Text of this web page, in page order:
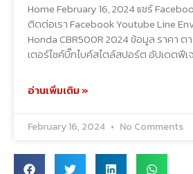
Home February 16, 2024 แชร์
ติดต่อเรา Facebook Youtube Line
Honda CBR500R 2024 ข้อมูล ราคา
เตอร์ไซค์บิ๊กไบค์สไตล์สปอร์ต อัปเดตฟีเ
อ่านเพิ่มเติม »
February 16, 2024 No Comments